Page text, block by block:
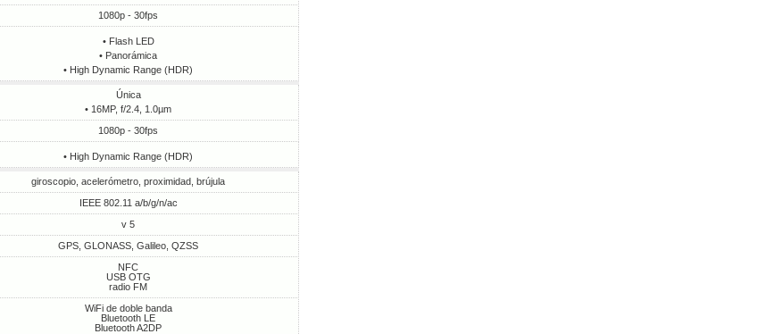
1080p - 30fps
• Flash LED
• Panorámica
• High Dynamic Range (HDR)
Única
• 16MP, f/2.4, 1.0µm
1080p - 30fps
• High Dynamic Range (HDR)
giroscopio, acelerómetro, proximidad, brújula
IEEE 802.11 a/b/g/n/ac
v 5
GPS, GLONASS, Galileo, QZSS
NFC
USB OTG
radio FM
WiFi de doble banda
Bluetooth LE
Bluetooth A2DP